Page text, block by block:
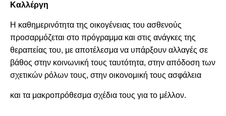
Καλλέργη
Η καθημερινότητα της οικογένειας του ασθενούς
προσαρμόζεται στο πρόγραμμα και στις ανάγκες της
θεραπείας του, με αποτέλεσμα να υπάρξουν αλλαγές σε
βάθος στην κοινωνική τους ταυτότητα, στην απόδοση των
σχετικών ρόλων τους, στην οικονομική τους ασφάλεια
και τα μακροπρόθεσμα σχέδια τους για το μέλλον.